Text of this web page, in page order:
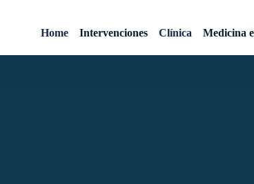
Home Intervenciones Clínica Medicina
Marruecos